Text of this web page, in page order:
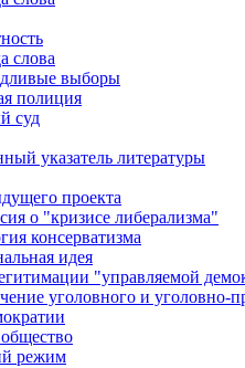
слова
выборы
полиция
суд
указатель литературы
проекта
о "кризисе либерализма"
консерватизма
идея
"управляемой
уголовного и уголовно-
режим